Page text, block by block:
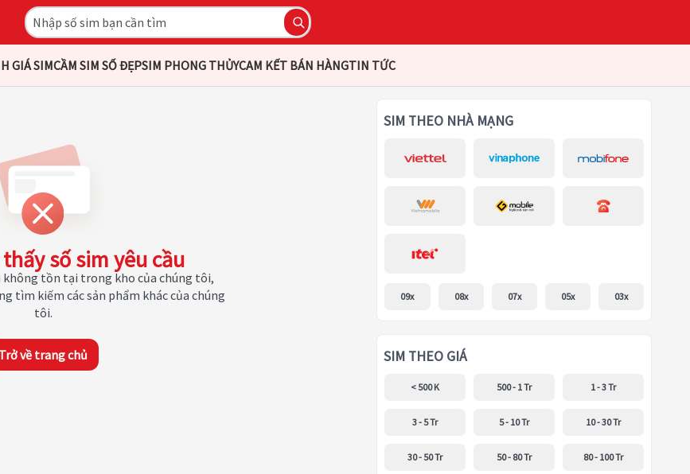
GIÁ SIMCẦM SIM SỐ ĐẸPSIM PHONG THỦYCAM KẾT BÁN HÀNGTIN TỨC
số sim yêu cầu
không tồn tại trong kho của chúng tôi,
tìm kiếm các sản phẩm khác của chúng
tôi.
Trở về trang chủ
SIM THEO NHÀ MẠNG
09x 08x 07x 05x 03x
SIM THEO GIÁ
< 500 K 500 - 1 Tr 1 - 3 Tr
3 - 5 Tr 5 - 10 Tr 10 - 30 Tr
30 - 50 Tr 50 - 80 Tr 80 - 100 Tr